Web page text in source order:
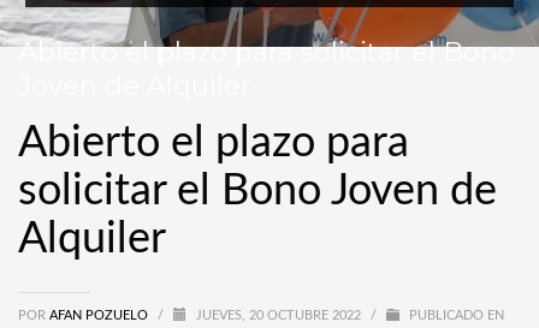
Abierto el plazo para solicitar el Bono
Abierto el plazo para
solicitar el Bono Joven de
Alquiler
POR AFAN POZUELO / JUEVES, 20 OCTUBRE 2022 /
PUBLICADO EN